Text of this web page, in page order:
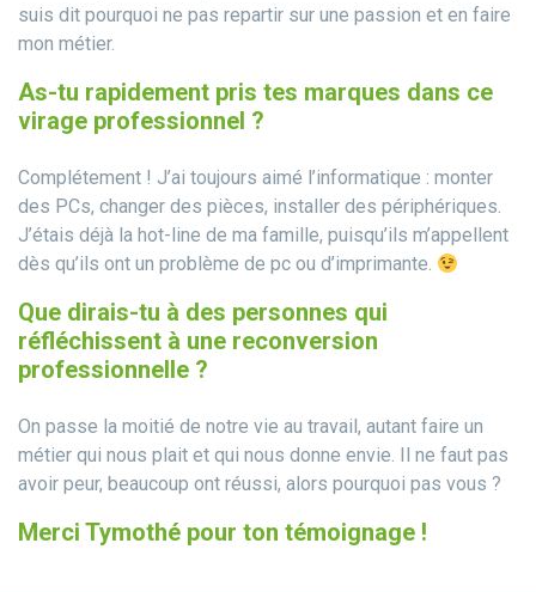
suis dit pourquoi ne pas repartir sur une passion et en faire
mon métier.
As-tu rapidement pris tes marques dans ce
virage professionnel ?
Complétement ! J’ai toujours aimé l’informatique : monter
des PCs, changer des pièces, installer des périphériques.
J’étais déjà la hot-line de ma famille, puisqu’ils m’appellent
dès qu’ils ont un problème de pc ou d’imprimante.
Que dirais-tu à des personnes qui
réfléchissent à une reconversion
professionnelle ?
On passe la moitié de notre vie au travail, autant faire un
métier qui nous plait et qui nous donne envie. Il ne faut pas
avoir peur, beaucoup ont réussi, alors pourquoi pas vous ?
Merci Tymothé pour ton témoignage !